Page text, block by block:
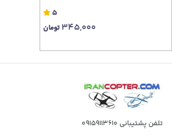
5
345,000 تومان
تلفن پشتیبانی 09159113610